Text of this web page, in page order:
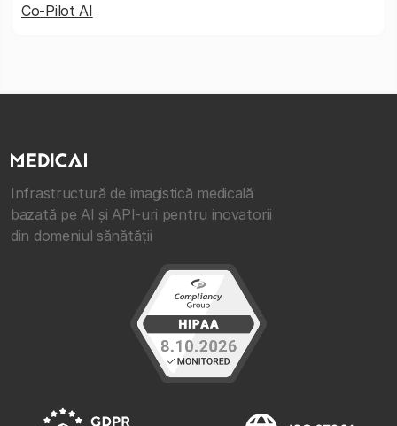
Co-Pilot AI
Infrastructură de imagistică medicală
bazată pe AI și API-uri pentru inovatorii
din domeniul sănătății